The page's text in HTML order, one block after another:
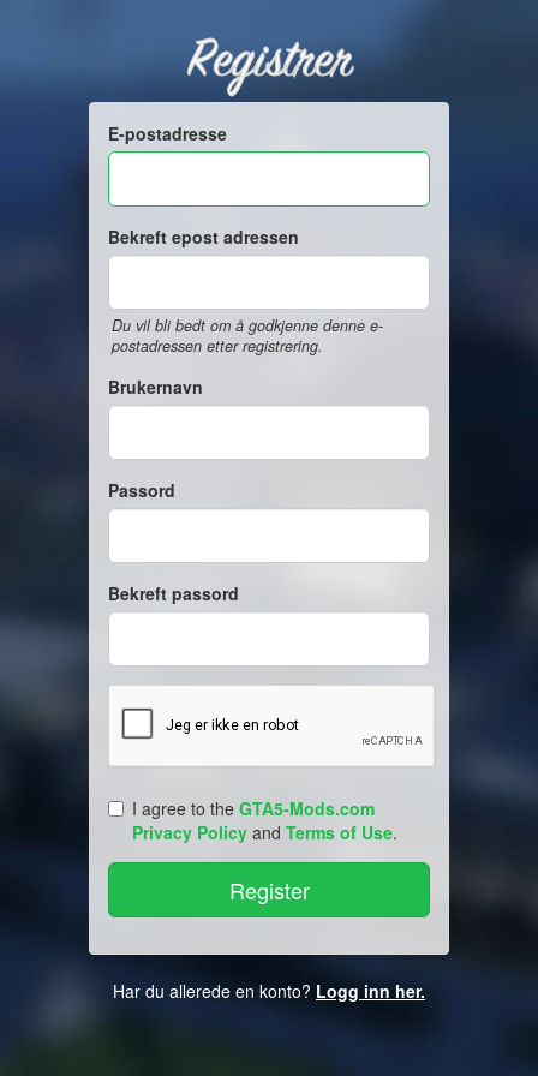
Registrer
E-postadresse
Bekreft epost adressen
Du vil bli bedt om å godkjenne denne e-
postadressen etter registrering.
Brukernavn
Passord
Bekreft passord
I agree to the GTA5-Mods.com
Privacy Policy and Terms of Use.
Har du allerede en konto? Logg inn her.